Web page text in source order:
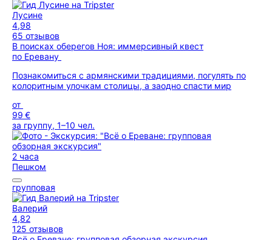
Лусине
4,98
65 отзывов
В поисках оберегов Ноя: иммерсивный квест
по Еревану
Познакомиться с армянскими традициями, погулять по
колоритным улочкам столицы, а заодно спасти мир
от
99 €
за группу, 1–10 чел.
2 часа
Пешком
групповая
Валерий
4,82
125 отзывов